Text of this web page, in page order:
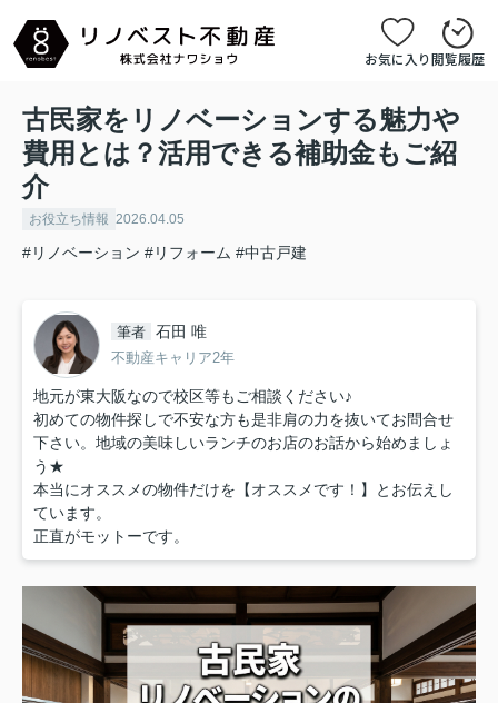
お気に入り閲覧履歴
古民家をリノベーションする魅力や
費用とは？活用できる補助金もご紹
介
お役立ち情報 2026.04.05
#リノベーション #リフォーム #中古戸建
筆者 石田 唯
不動産キャリア2年
地元が東大阪なので校区等もご相談ください♪
初めての物件探しで不安な方も是非肩の力を抜いてお問合せ
下さい。地域の美味しいランチのお店のお話から始めましょ
う★
本当にオススメの物件だけを【オススメです！】とお伝えし
ています。
正直がモットーです。